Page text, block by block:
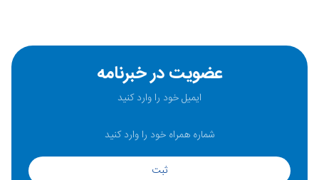
می‌توانید این میکروفون گرین لاین را به‌راحتی در کیف یا کیسه خود حمل
کنید و در مکان‌های مختلف استفاده نمایید بدون این‌که احساس سنگینی در
دست داشته باشید. ابعاد کوچک و وزن سبک میکروفون گرین لاین،
به‌خصوص در مواردی مانند ضبط مستقیم در میدان، پخش زنده،
ویدئوگرافی و ضبط صدا در حرکت استفاده آسان را به همراه دارد.
مشخصات فنیGN2IN1DDMLTBK
عضویت در خبرنامه
ثبت